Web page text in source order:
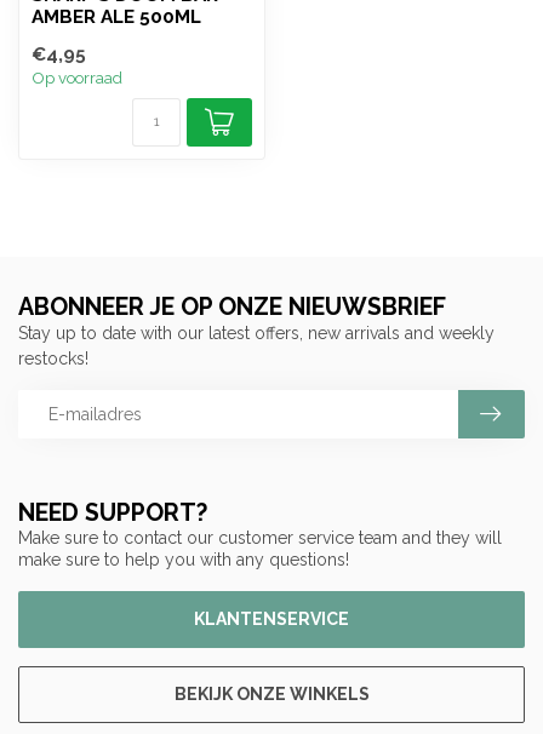
AMBER ALE 500ML
€4,95
Op voorraad
NEED SUPPORT?
Make sure to contact our customer service team and they will
make sure to help you with any questions!
KLANTENSERVICE
BEKIJK ONZE WINKELS
ABONNEER JE OP ONZE NIEUWSBRIEF
Stay up to date with our latest offers, new arrivals and weekly
restocks!